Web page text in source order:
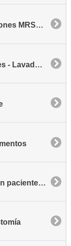
La prevención de infecciones MRSA - Comunidad
Prevención de infecciones - Lavado de manos
Cuidados hospitalarios en pacientes con traqueostomía